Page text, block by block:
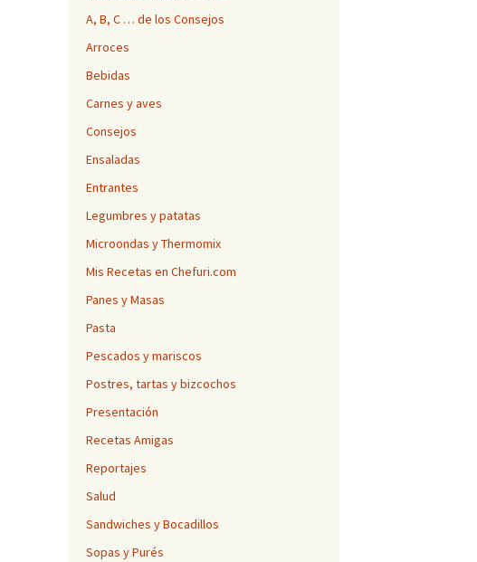
A, B, C … de los Consejos
Arroces
Bebidas
Carnes y aves
Consejos
Ensaladas
Entrantes
Legumbres y patatas
Microondas y Thermomix
Mis Recetas en Chefuri.com
Panes y Masas
Pasta
Pescados y mariscos
Postres, tartas y bizcochos
Presentación
Recetas Amigas
Reportajes
Salud
Sandwiches y Bocadillos
Sopas y Purés